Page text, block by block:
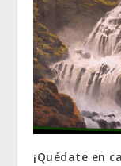
¡Quédate en